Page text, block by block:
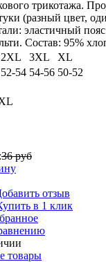
трикотажа.
(разный цвет,
эластичный
Состав: 95%
2XL 3XL
XL
52-54 54-56 50-52
36руб
отзыв
в 1 клик
товары